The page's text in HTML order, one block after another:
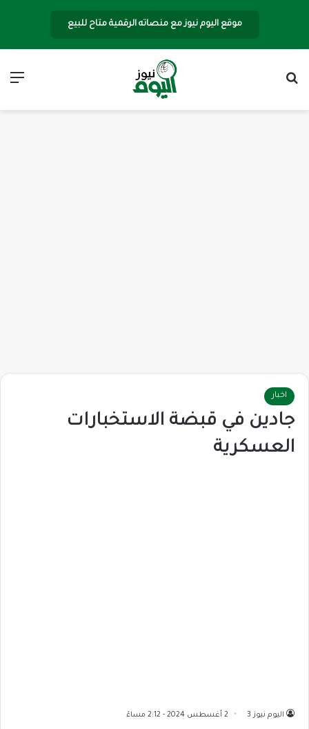
موقع اليوم نيوز مع منصاته الرقمية متاح للبيع
اخبار
جادين في قبضة الاستخبارات
العسكرية
اليوم نيوز 3 2 أغسطس 2024 - 2:12 مساءً